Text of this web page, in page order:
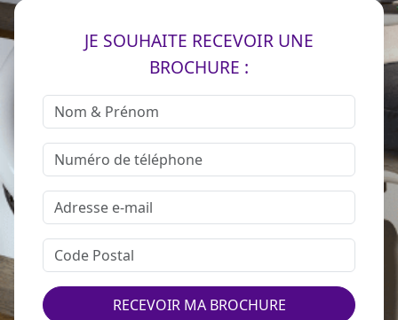
JE SOUHAITE RECEVOIR UNE
BROCHURE :
RECEVOIR MA BROCHURE